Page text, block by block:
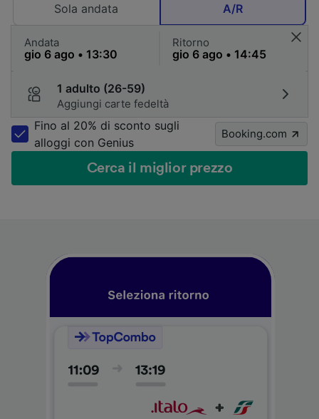
Sola andata
A/R
Andata Ritorno
1 adulto (26-59)
Aggiungi carte fedeltà
Fino al 20% di sconto sugli
alloggi con Genius
Booking.com
Cerca il miglior prezzo